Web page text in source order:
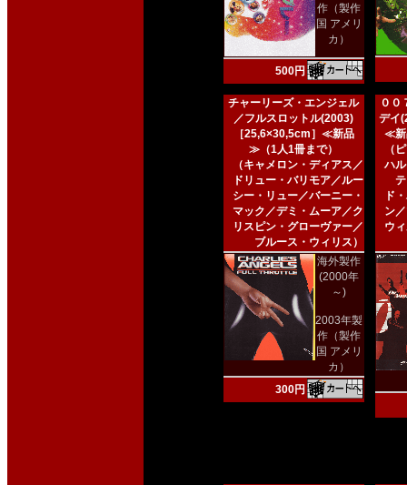
作（製作
国 アメリ
カ）
500円
チャーリーズ・エンジェル
／フルスロットル(2003)
［25,6×30,5cm］≪新品
≫（1人1冊まで）
（キャメロン・ディアス／
ドリュー・バリモア／ルー
シー・リュー／バーニー・
マック／デミ・ムーア／ク
リスピン・グローヴァー／
ブルース・ウィリス）
海外製作
(2000年
～)
2003年製
作（製作
国 アメリ
カ）
300円
００
デイ
≪新
（
ハ
ド
ン
ウ